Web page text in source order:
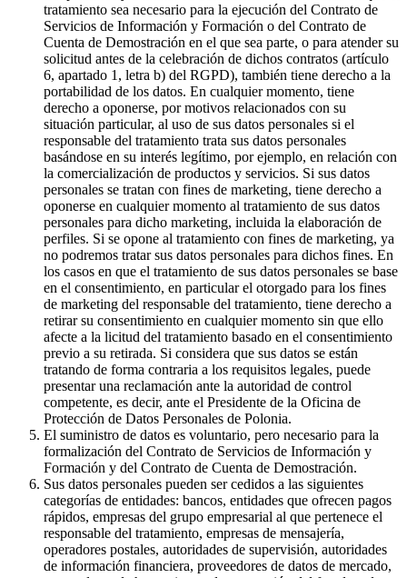
tratamiento sea necesario para la ejecución del Contrato de
Servicios de Información y Formación o del Contrato de
Cuenta de Demostración en el que sea parte, o para atender su
solicitud antes de la celebración de dichos contratos (artículo
6, apartado 1, letra b) del RGPD), también tiene derecho a la
portabilidad de los datos. En cualquier momento, tiene
derecho a oponerse, por motivos relacionados con su
situación particular, al uso de sus datos personales si el
responsable del tratamiento trata sus datos personales
basándose en su interés legítimo, por ejemplo, en relación con
la comercialización de productos y servicios. Si sus datos
personales se tratan con fines de marketing, tiene derecho a
oponerse en cualquier momento al tratamiento de sus datos
personales para dicho marketing, incluida la elaboración de
perfiles. Si se opone al tratamiento con fines de marketing, ya
no podremos tratar sus datos personales para dichos fines. En
los casos en que el tratamiento de sus datos personales se base
en el consentimiento, en particular el otorgado para los fines
de marketing del responsable del tratamiento, tiene derecho a
retirar su consentimiento en cualquier momento sin que ello
afecte a la licitud del tratamiento basado en el consentimiento
previo a su retirada. Si considera que sus datos se están
tratando de forma contraria a los requisitos legales, puede
presentar una reclamación ante la autoridad de control
competente, es decir, ante el Presidente de la Oficina de
Protección de Datos Personales de Polonia.
El suministro de datos es voluntario, pero necesario para la
formalización del Contrato de Servicios de Información y
Formación y del Contrato de Cuenta de Demostración.
Sus datos personales pueden ser cedidos a las siguientes
categorías de entidades: bancos, entidades que ofrecen pagos
rápidos, empresas del grupo empresarial al que pertenece el
responsable del tratamiento, empresas de mensajería,
operadores postales, autoridades de supervisión, autoridades
de información financiera, proveedores de datos de mercado,